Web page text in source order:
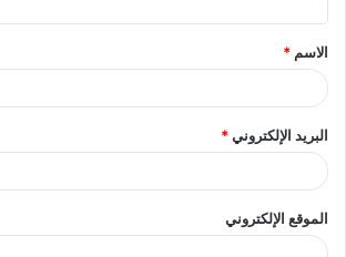
ق
*
الاسم *
البريد الإلكتروني*
الموقع الإلكتروني